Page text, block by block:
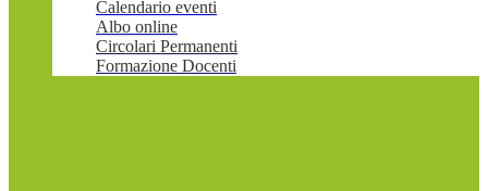
Calendario eventi
Albo online
Circolari Permanenti
Formazione Docenti